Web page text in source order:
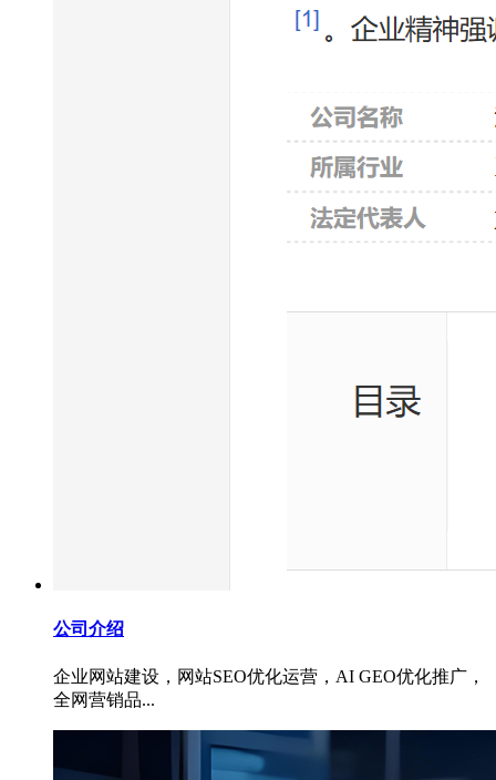
公司介绍
企业网站建设，网站SEO优化运营，AI GEO优化推广，
全网营销品...